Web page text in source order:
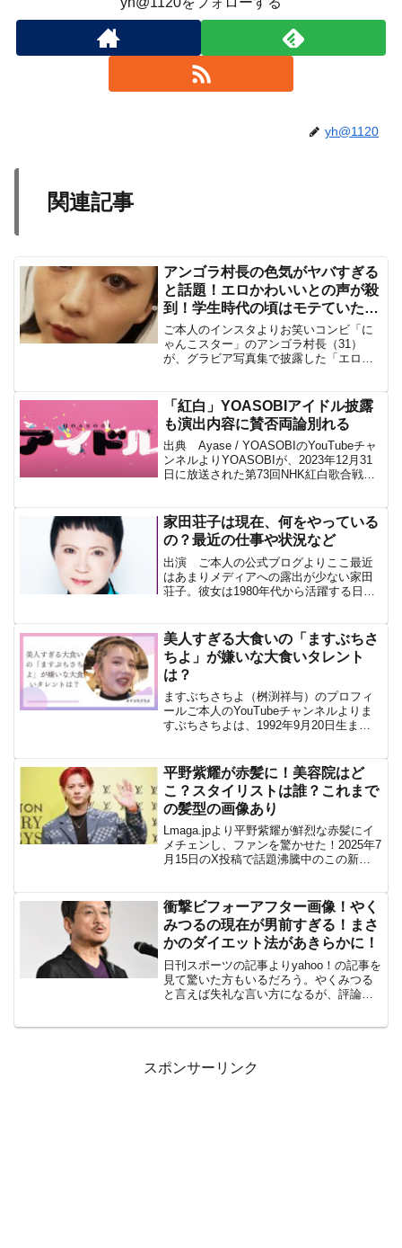
yh@1120
関連記事
アンゴラ村長の色気がヤバすぎる
と話題！エロかわいいとの声が殺
到！学生時代の頃はモテていたの
か
ご本人のインスタよりお笑いコンビ「に
ゃんこスター」のアンゴラ村長（31）
が、グラビア写真集で披露した「エロか
人としてのイメージを覆し、男女問わず
多くのファンを虜にしてい...
「紅白」YOASOBIアイドル披露
も演出内容に賛否両論別れる
出典 Ayase / YOASOBIのYouTubeチャ
ンネルよりYOASOBIが、2023年12月31
日に放送された第73回NHK紅白歌合戦に
による音...
家田荘子は現在、何をやっている
の？最近の仕事や状況など
出演 ご本人の公式ブログよりここ最近
はあまりメディアへの露出が少ない家田
荘子。彼女は1980年代から活躍する日本
者、政治家など多才な人物として知られ
ている。彼女の活動は多岐...
美人すぎる大食いの「ますぶちさ
ちよ」が嫌いな大食いタレント
は？
ますぶちさちよ（桝渕祥与）のプロフィ
ールご本人のYouTubeチャンネルよりま
すぶちさちよは、1992年9月20日生ま
ーな体型ながら、1食あたり米3合、おか
ずも...
平野紫耀が赤髪に！美容院はど
こ？スタイリストは誰？これまで
の髪型の画像あり
Lmaga.jpより平野紫耀が鮮烈な赤髪にイ
メチェンし、ファンを驚かせた！2025年7
月15日のX投稿で話題沸騰中のこの新ヘ
平野紫耀の赤髪に焦点を当て、どこの美
容院で施...
衝撃ビフォーアフター画像！やく
みつるの現在が男前すぎる！まさ
かのダイエット法があきらかに！
日刊スポーツの記事よりyahoo！の記事を
見て驚いた方もいるだろう。やくみつる
と言えば失礼な言い方になるが、評論家
スポンサーリンク